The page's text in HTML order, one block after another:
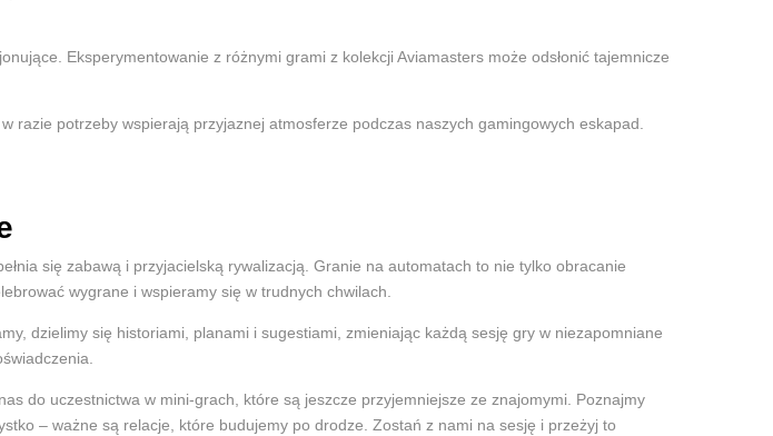
Eksperymentowanie z różnymi grami z kolekcji Aviamasters może odsłonić tajemnicze
razie potrzeby wspierają przyjaznej atmosferze podczas naszych gamingowych eskapad.
się zabawą i przyjacielską rywalizacją. Granie na automatach to nie tylko obracanie
wygrane i wspieramy się w trudnych chwilach.
dzielimy się historiami, planami i sugestiami, zmieniając każdą sesję gry w niezapomniane
do uczestnictwa w mini-grach, które są jeszcze przyjemniejsze ze znajomymi. Poznajmy
– ważne są relacje, które budujemy po drodze. Zostań z nami na sesję i przeżyj to